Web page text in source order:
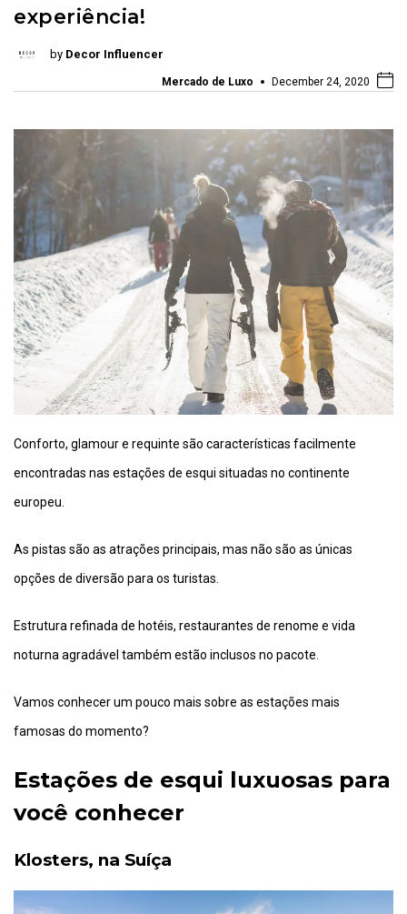
experiência!
by Decor Influencer
Mercado de Luxo December 24, 2020
Conforto, glamour e requinte são características facilmente
encontradas nas estações de esqui situadas no continente
europeu.
As pistas são as atrações principais, mas não são as únicas
opções de diversão para os turistas.
Estrutura refinada de hotéis, restaurantes de renome e vida
noturna agradável também estão inclusos no pacote.
Vamos conhecer um pouco mais sobre as estações mais
famosas do momento?
Estações de esqui luxuosas para
você conhecer
Klosters, na Suíça